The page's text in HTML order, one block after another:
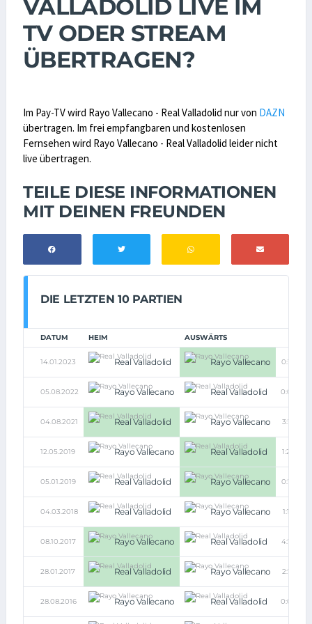
VALLADOLID LIVE IM
TV ODER STREAM
ÜBERTRAGEN?
Im Pay-TV wird Rayo Vallecano - Real Valladolid nur von DAZN
übertragen. Im frei empfangbaren und kostenlosen
Fernsehen wird Rayo Vallecano - Real Valladolid leider nicht
live übertragen.
TEILE DIESE INFORMATIONEN
MIT DEINEN FREUNDEN
DIE LETZTEN 10 PARTIEN
DATUM HEIM AUSWÄRTS
14.01.2023 Real Valladolid Rayo Vallecano 0:1
05.08.2022 Rayo Vallecano Real Valladolid 0:0
04.08.2021 Real Valladolid Rayo Vallecano 3:1
12.05.2019 Rayo Vallecano Real Valladolid 1:2
05.01.2019 Real Valladolid Rayo Vallecano 0:1
04.03.2018 Real Valladolid Rayo Vallecano 1:1
08.10.2017 Rayo Vallecano Real Valladolid 4:1
28.01.2017 Real Valladolid Rayo Vallecano 2:1
28.08.2016 Rayo Vallecano Real Valladolid 0:0